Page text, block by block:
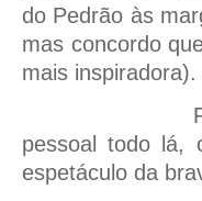
do Pedrão às
mas concordo
mais inspiradora).
pessoal todo lá,
espetáculo da